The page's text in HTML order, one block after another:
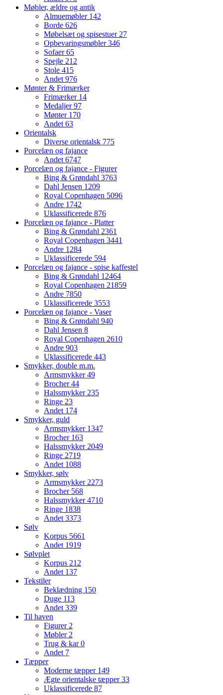
Møbler, ældre og antik
Almuemøbler 142
Borde 626
Møbelsæt og spisestuer27
Opbevaringsmøbler346
Sofaer65
Spejle 212
Stole 415
Andet976
Mønter & Frimærker
Frimærker 14
Medaljer97
Mønter 170
Andet63
Orientalsk
Diverse orientalsk 775
Porcelæn og fajance
Andet6747
Porcelæn og fajance - Figurer
Bing & Grøndahl 3763
Dahl Jensen 1209
Royal Copenhagen 5096
Andre 1742
Uklassificerede 876
Porcelæn og fajance - Platter
Bing & Grøndahl 2361
Royal Copenhagen 3441
Andre 1284
Uklassificerede 594
Porcelæn og fajance - spise kaffestel
Bing & Grøndahl 12464
Royal Copenhagen 21859
Andre 7850
Uklassificerede 3553
Porcelæn og fajance - Vaser
Bing & Grøndahl 940
Dahl Jensen 8
Royal Copenhagen 2610
Andre 903
Uklassificerede 443
Smykker, double m.m.
Armsmykker49
Brocher44
Halssmykker235
Ringe 23
Andet 174
Smykker, guld
Armsmykker 1347
Brocher 163
Halssmykker2049
Ringe 2719
Andet 1088
Smykker, sølv
Armsmykker2273
Brocher 568
Halssmykker4710
Ringe 1838
Andet3373
Sølv
Korpus 5661
Andet 1919
Sølvplet
Korpus 212
Andet 137
Tekstiler
Beklædning 150
Duge 113
Andet339
Til haven
Figurer2
Møbler2
Trug & kar0
Andet 7
Tæpper
Moderne tæpper 149
Ægte orientalske tæpper33
Uklassificerede 87